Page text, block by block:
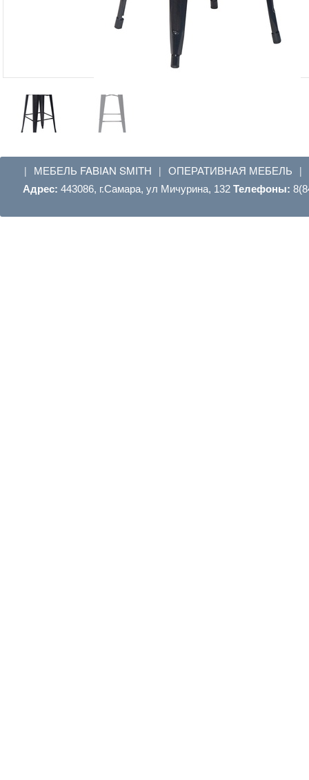
| МЕБЕЛЬ FABIAN SMITH | ОПЕРАТИВНАЯ МЕБЕЛЬ |
Адрес: 443086, г.Самара, ул Мичурина, 132 Телефоны: